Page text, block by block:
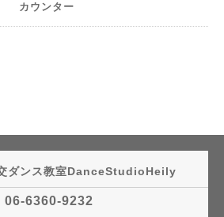
カウンター
ダンス教室DanceStudioHeily
06-6360-9232